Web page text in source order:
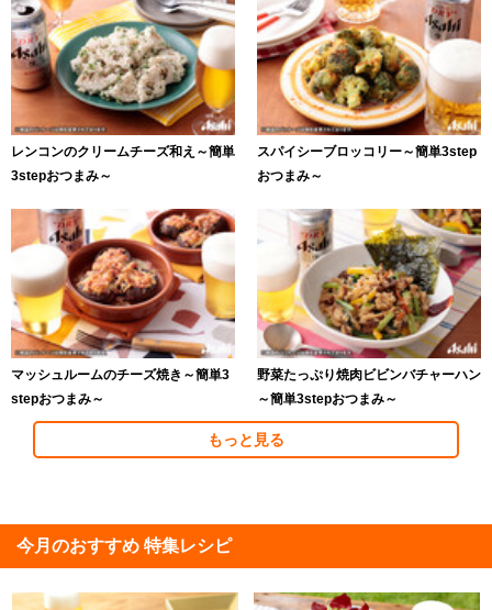
レンコンのクリームチーズ和え～簡単
3stepおつまみ～
スパイシーブロッコリー～簡単3step
おつまみ～
マッシュルームのチーズ焼き～簡単3
stepおつまみ～
野菜たっぷり焼肉ビビンバチャーハン
～簡単3stepおつまみ～
もっと見る
今月のおすすめ 特集レシピ